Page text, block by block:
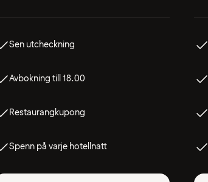
Sen utcheckning
Avbokning till 18.00
Restaurangkupong
Spenn på varje hotellnatt